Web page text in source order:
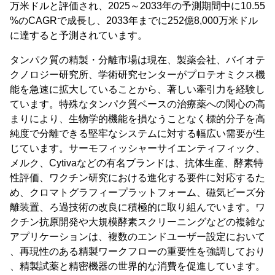
万米ドルと評価され、2025～2033年の予測期間中に10.55
%のCAGRで成長し、2033年までに252億8,000万米ドル
に達すると予測されています。
タンパク質の精製・分離市場は現在、製薬会社、バイオテ
クノロジー研究所、学術研究センターがプロテオミクス機
能を急速に拡大していることから、著しい牽引力を経験し
ています。特殊なタンパク質ベースの治療薬への関心の高
まりにより、生物学的機能を損なうことなく標的分子を高
純度で分離できる堅牢なシステムに対する幅広い需要が生
じています。サーモフィッシャーサイエンティフィック、
メルク、Cytivaなどの有名ブランドは、抗体生産、酵素特
性評価、ワクチン研究における進化する要件に対応するた
め、クロマトグラフィープラットフォーム、磁気ビーズ分
離装置、ろ過技術の改良に積極的に取り組んでいます。ワ
クチン抗原開発や大規模酵素スクリーニングなどの複雑な
アプリケーションは、複数のエンドユーザー設定において
、再現性のある精製ワークフローの重要性を強調しており
、精製試薬と精密機器の世界的な消費を促進しています。